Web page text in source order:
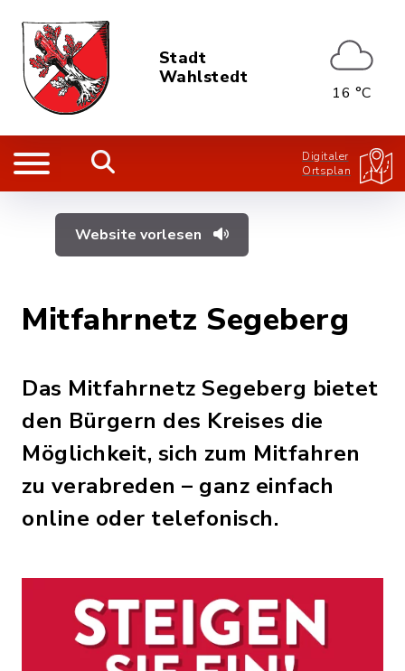
Stadt
Wahlstedt
16 °C
Digitaler
Ortsplan
Website vorlesen
Mitfahrnetz Segeberg
Das Mitfahrnetz Segeberg bietet
den Bürgern des Kreises die
Möglichkeit, sich zum Mitfahren
zu verabreden – ganz einfach
online oder telefonisch.